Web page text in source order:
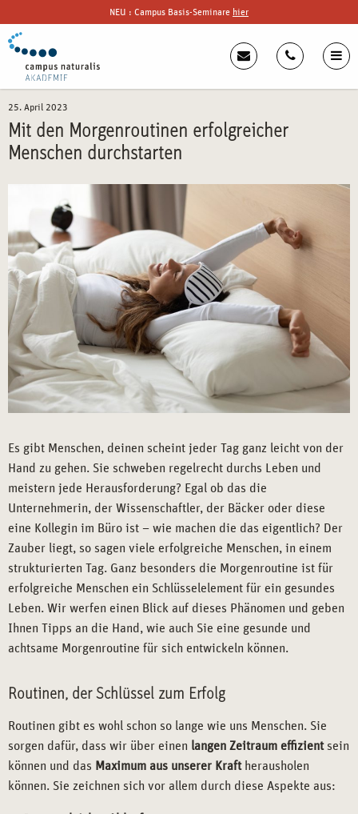
NEU : Campus Basis-Seminare hier
25. April 2023
Mit den Morgenroutinen erfolgreicher
Menschen durchstarten
Es gibt Menschen, deinen scheint jeder Tag ganz leicht von der
Hand zu gehen. Sie schweben regelrecht durchs Leben und
meistern jede Herausforderung? Egal ob das die
Unternehmerin, der Wissenschaftler, der Bäcker oder diese
eine Kollegin im Büro ist – wie machen die das eigentlich? Der
Zauber liegt, so sagen viele erfolgreiche Menschen, in einem
strukturierten Tag. Ganz besonders die Morgenroutine ist für
erfolgreiche Menschen ein Schlüsselelement für ein gesundes
Leben. Wir werfen einen Blick auf dieses Phänomen und geben
Ihnen Tipps an die Hand, wie auch Sie eine gesunde und
achtsame Morgenroutine für sich entwickeln können.
Routinen, der Schlüssel zum Erfolg
Routinen gibt es wohl schon so lange wie uns Menschen. Sie
sorgen dafür, dass wir über einen langen Zeitraum effizientsein
können und das Maximum aus unserer Kraftherausholen
können. Sie zeichnen sich vor allem durch diese Aspekte aus: